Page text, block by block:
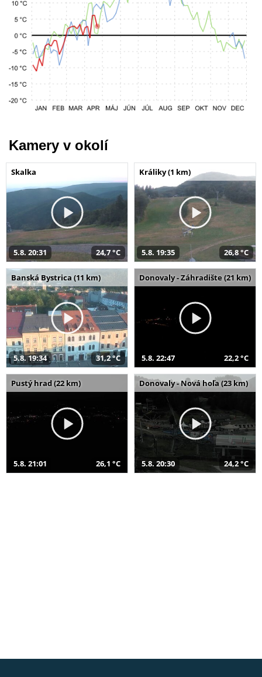
Kamery v okolí
Skalka
5.8. 20:31 24,7 °C
Králiky (1 km)
5.8. 19:35 26,8 °C
Banská Bystrica (11 km)
5.8. 19:34 31,2 °C
Donovaly - Záhradište (21 km)
5.8. 22:47 22,2 °C
Pustý hrad (22 km)
5.8. 21:01 26,1 °C
Donovaly - Nová hoľa (23 km)
5.8. 20:30 24,2 °C